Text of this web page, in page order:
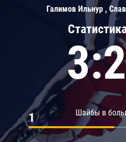
Шайбы в
1
Галимов Ильнур ,